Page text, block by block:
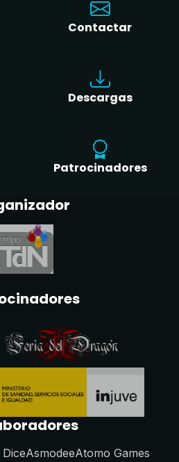
Contactar
Descargas
Patrocinadores
AsmodeeAtomo Games